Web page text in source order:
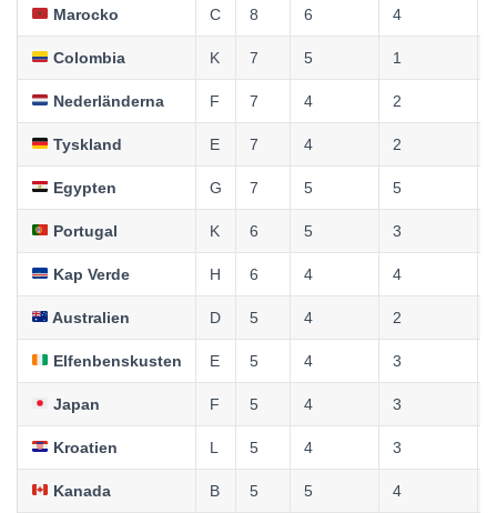
Marocko C 8 6 4
Colombia K 7 5 1
Nederländerna F 7 4 2
Tyskland E 7 4 2
Egypten G 7 5 5
Portugal K 6 5 3
Kap Verde H 6 4 4
Australien D 5 4 2
Elfenbenskusten E 5 4 3
Japan F 5 4 3
Kroatien L 5 4 3
Kanada B 5 5 4